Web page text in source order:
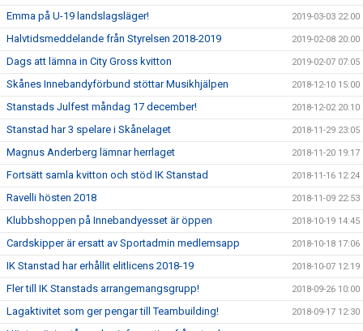
Emma på U-19 landslagsläger! 2019-03-03 22:00
Halvtidsmeddelande från Styrelsen 2018-2019 2019-02-08 20:00
Dags att lämna in City Gross kvitton 2019-02-07 07:05
Skånes Innebandyförbund stöttar Musikhjälpen 2018-12-10 15:00
Stanstads Julfest måndag 17 december! 2018-12-02 20:10
Stanstad har 3 spelare i Skånelaget 2018-11-29 23:05
Magnus Anderberg lämnar herrlaget 2018-11-20 19:17
Fortsätt samla kvitton och stöd IK Stanstad 2018-11-16 12:24
Ravelli hösten 2018 2018-11-09 22:53
Klubbshoppen på Innebandyesset är öppen 2018-10-19 14:45
Cardskipper är ersatt av Sportadmin medlemsapp 2018-10-18 17:06
IK Stanstad har erhållit elitlicens 2018-19 2018-10-07 12:19
Fler till IK Stanstads arrangemangsgrupp! 2018-09-26 10:00
Lagaktivitet som ger pengar till Teambuilding! 2018-09-17 12:30